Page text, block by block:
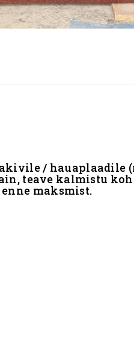
/ hauaplaadile
teave kalmistu
maksmist.